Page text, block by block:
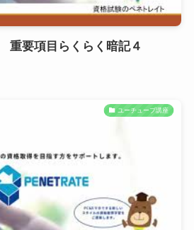
要項目らくらく暗記４
ユーチューブ講座